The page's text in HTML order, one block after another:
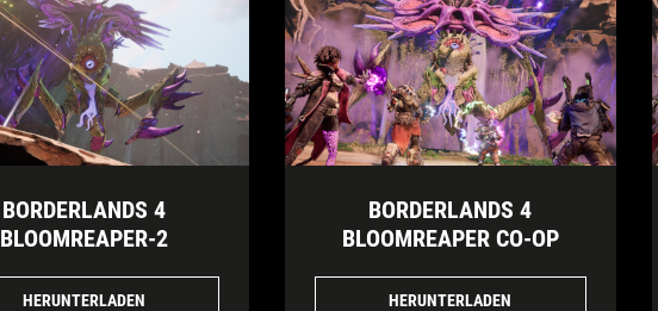
BORDERLANDS 4
BLOOMREAPER-2
HERUNTERLADEN
BORDERLANDS 4
BLOOMREAPER CO-OP
HERUNTERLADEN